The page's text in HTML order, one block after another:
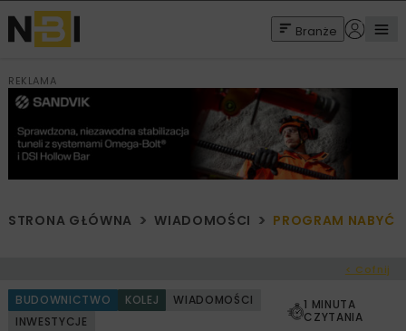
Branże
REKLAMA
STRONA GŁÓWNA WIADOMOŚCI PROGRAM NABYĆ
< Cofnij
BUDOWNICTWO KOLEJ
WIADOMOŚCI
INWESTYCJE
1 MINUTA
CZYTANIA